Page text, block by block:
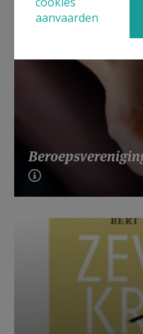
aanvaarden